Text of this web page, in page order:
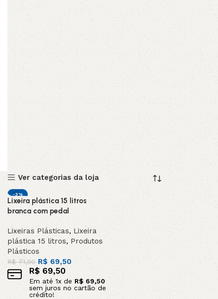
Ver categorias da loja
-3%
Lixeira plástica 15 litros
branca com pedal
Lixeiras Plásticas, Lixeira
plástica 15 litros, Produtos
Plásticos
R$71,90 R$69,50
R$69,50
Em até1x de R$ 69,50
sem juros no cartão de
crédito!